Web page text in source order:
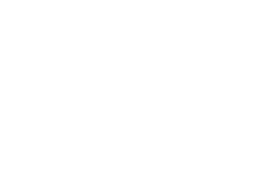
zastávky, výlety. Paní delegátka
méně jen kvůli staršímu